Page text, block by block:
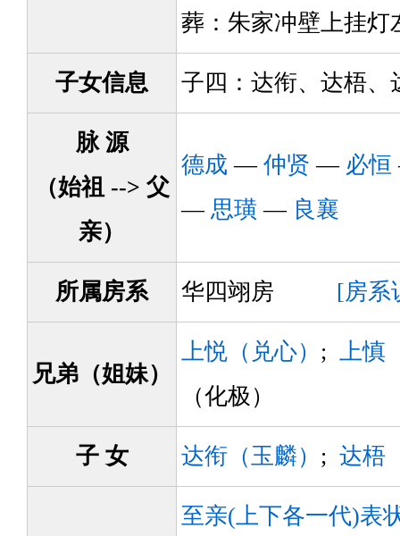
葬：朱家冲壁上挂灯
子女信息 子四：达衔、达梧、
脉 源
（始祖 --> 父
亲）
德成 — 仲贤 — 必恒
— 思璜 — 良襄
所属房系 华四翊房 [房系
兄弟（姐妹）
上悦（兑心） ; 上慎
（化极）
子 女 达衔（玉麟） ; 达梧
至亲(上下各一代)表